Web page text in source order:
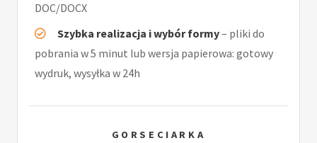
DOC/DOCX
Szybka realizacja i wybór formy– pliki do
pobrania w 5 minut lub wersja papierowa: gotowy
wydruk, wysyłka w 24h
GORSECIARKA